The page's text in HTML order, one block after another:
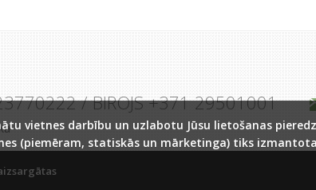
/ BIROJS +371 29501001
vietnes darbību un uzlabotu Jūsu lietošanas
(piemēram, statiskās un mārketinga) tiks